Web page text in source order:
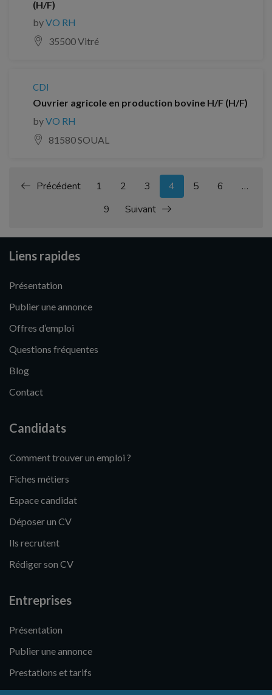
(H/F)
byVO RH
35500 Vitré
CDI
Ouvrier agricole en production bovine H/F (H/F)
byVO RH
81580 SOUAL
Précédent 1 2 3 4 5 6
…
9
Suivant
Liens rapides
Présentation
Publier une annonce
Offres d’emploi
Questions fréquentes
Blog
Contact
Candidats
Comment trouver un emploi ?
Fiches métiers
Espace candidat
Déposer un CV
Ils recrutent
Rédiger son CV
Entreprises
Présentation
Publier une annonce
Prestations et tarifs